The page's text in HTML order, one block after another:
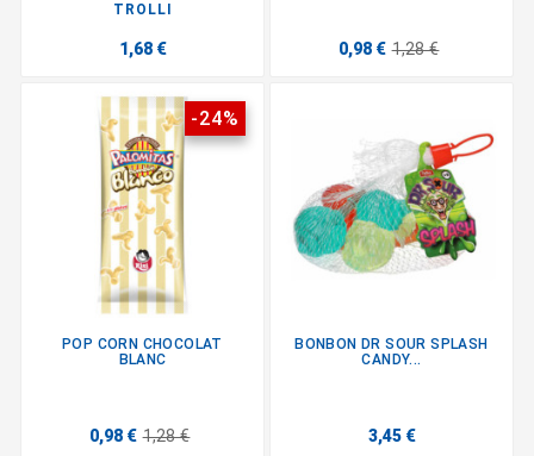
TROLLI
1,68 € 0,98 € 1,28 €
-24%
POP CORN CHOCOLAT
BLANC
0,98 € 1,28 €
BONBON DR SOUR SPLASH
CANDY...
3,45 €